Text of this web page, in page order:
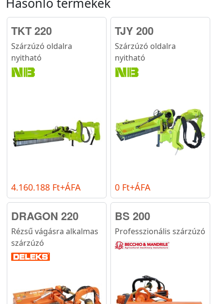
TKT 220
Szárzúzó oldalra
nyitható
4.160.188 Ft+ÁFA
TJY 200
Szárzúzó oldalra
nyitható
0 Ft+ÁFA
DRAGON 220
Rézsű vágásra alkalmas
szárzúzó
BS 200
Professzionális szárzúzó